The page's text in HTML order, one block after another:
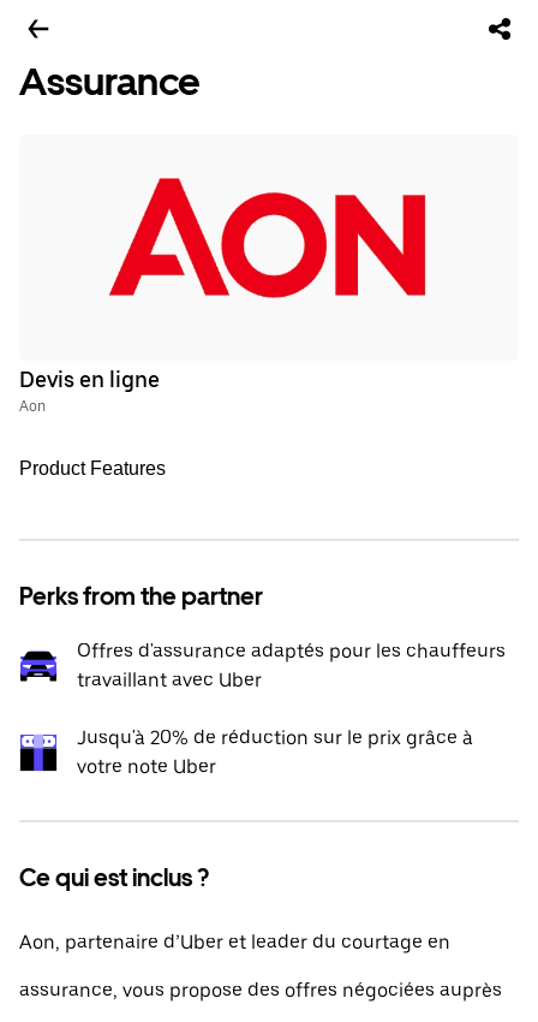
Assurance
Devis en ligne
Aon
Product Features
Perks from the partner
Offres d'assurance adaptés pour les chauffeurs
travaillant avec Uber
Jusqu'à 20% de réduction sur le prix grâce à
votre note Uber
Ce qui est inclus ?
Aon, partenaire d’Uber et leader du courtage en
assurance, vous propose des offres négociées auprès